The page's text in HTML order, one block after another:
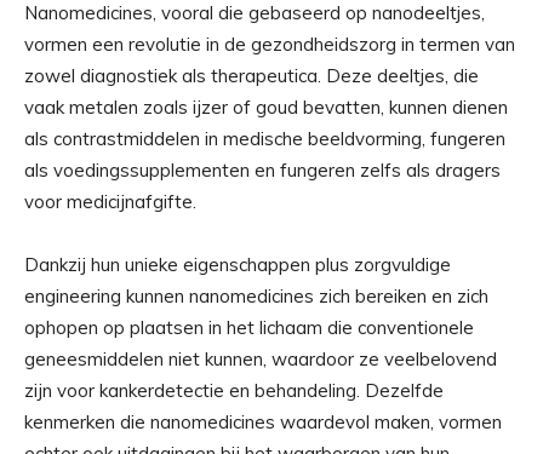
Nanomedicines, vooral die gebaseerd op nanodeeltjes,
vormen een revolutie in de gezondheidszorg in termen van
zowel diagnostiek als therapeutica. Deze deeltjes, die
vaak metalen zoals ijzer of goud bevatten, kunnen dienen
als contrastmiddelen in medische beeldvorming, fungeren
als voedingssupplementen en fungeren zelfs als dragers
voor medicijnafgifte.
Dankzij hun unieke eigenschappen plus zorgvuldige
engineering kunnen nanomedicines zich bereiken en zich
ophopen op plaatsen in het lichaam die conventionele
geneesmiddelen niet kunnen, waardoor ze veelbelovend
zijn voor kankerdetectie en behandeling. Dezelfde
kenmerken die nanomedicines waardevol maken, vormen